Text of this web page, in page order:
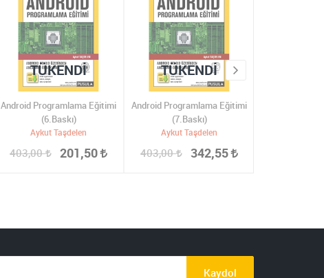
Android Programlama Eğitimi
(6.Baskı)
Aykut Taşdelen
403,00 201,50
TÜKENDI
Android Programlama Eğitimi
(7.Baskı)
Aykut Taşdelen
403,00 342,55
TÜKENDI
Kaydol